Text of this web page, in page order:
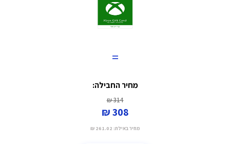
=
מחיר החבילה:
314 ₪
308 ₪
מחיר באילת: 261.02 ₪